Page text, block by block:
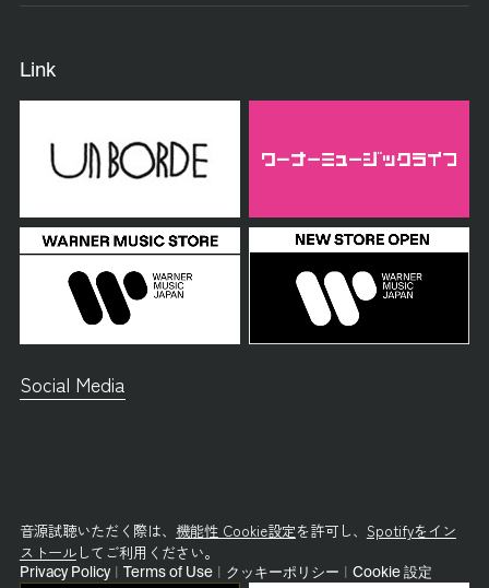
Link
Social Media
音源試聴いただく際は、 機能性 Cookie設定を許可し、 Spotifyをイン
ストールしてご利用ください。
Privacy Policy Terms of Use クッキーポリシー Cookie 設定